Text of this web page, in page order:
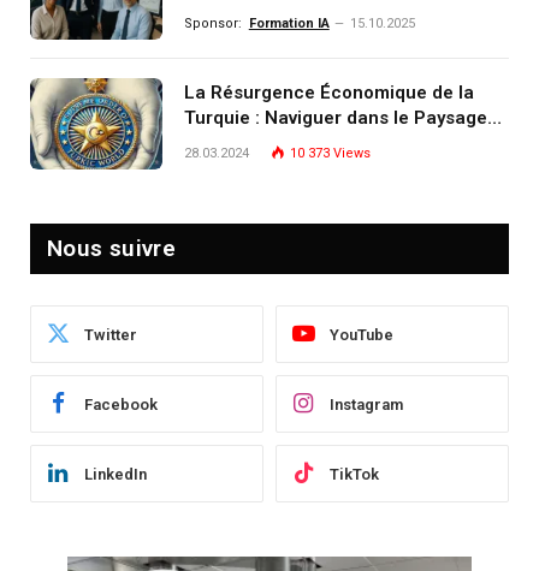
investissement (gestion de
Sponsor: Formation IA 15.10.2025
La Résurgence Économique de la
Turquie : Naviguer dans le Paysage
Post-Crise
28.03.2024 10 373 Views
Nous suivre
Twitter YouTube
Facebook Instagram
LinkedIn TikTok